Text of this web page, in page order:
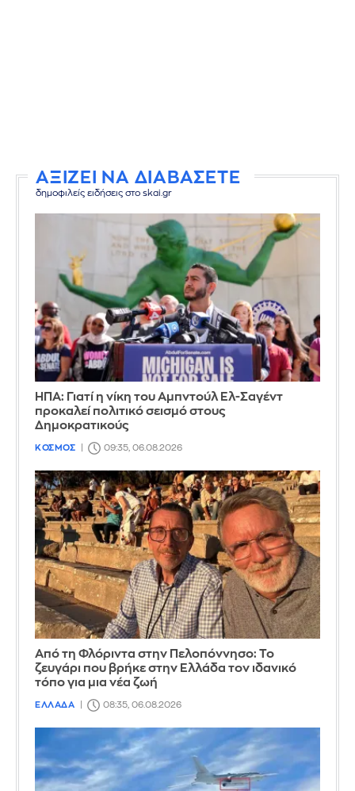
ΑΞΙΖΕΙ ΝΑ ΔΙΑΒΑΣΕΤΕ
δημοφιλείς ειδήσεις στο skai.gr
ΗΠΑ: Γιατί η νίκη του Αμπντούλ Ελ-Σαγέντ
προκαλεί πολιτικό σεισμό στους
Δημοκρατικούς
ΚΟΣΜΟΣ 09:35, 06.08.2026
Από τη Φλόριντα στην Πελοπόννησο: Το
ζευγάρι που βρήκε στην Ελλάδα τον ιδανικό
τόπο για μια νέα ζωή
ΕΛΛΑΔΑ 08:35, 06.08.2026